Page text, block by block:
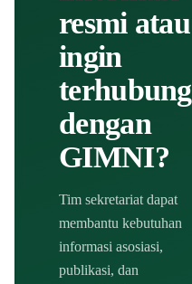
resmi atau
ingin
terhubung
dengan
GIMNI?
Tim sekretariat dapat
membantu kebutuhan
informasi asosiasi,
publikasi, dan